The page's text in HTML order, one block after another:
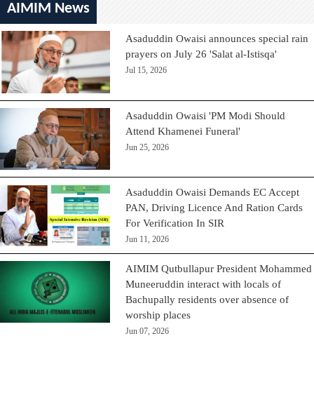
AIMIM News
Asaduddin Owaisi announces special rain
prayers on July 26 'Salat al-Istisqa'
Jul 15, 2026
Asaduddin Owaisi 'PM Modi Should
Attend Khamenei Funeral'
Jun 25, 2026
Asaduddin Owaisi Demands EC Accept
PAN, Driving Licence And Ration Cards
For Verification In SIR
Jun 11, 2026
AIMIM Qutbullapur President Mohammed
Muneeruddin interact with locals of
Bachupally residents over absence of
worship places
Jun 07, 2026